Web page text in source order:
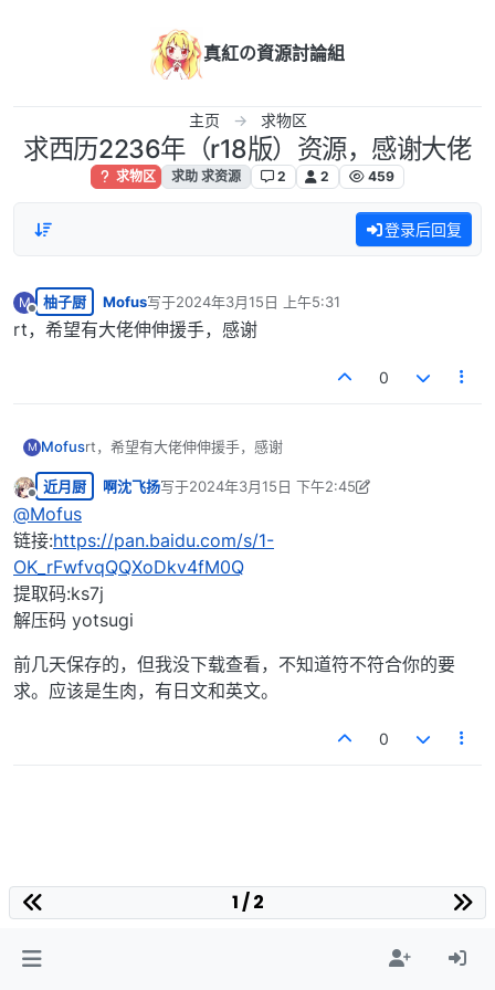
真紅の資源討論組
主页 求物区
求西历2236年（r18版）资源，感谢大佬
求物区 求助 求资源 2 2 459
登录后回复
M
离线
柚子厨 Mofus写于2024年3月15日 上午5:31
最后由 编辑
rt，希望有大佬伸伸援手，感谢
0
M Mofusrt，希望有大佬伸伸援手，感谢
离线
近月厨 啊沈飞扬写于2024年3月15日 下午2:45
最后由 啊沈飞扬 编辑 2024年3月15日 上午9:46
@Mofus
链接:https://pan.baidu.com/s/1-
OK_rFwfvqQQXoDkv4fM0Q
提取码:ks7j
解压码 yotsugi
前几天保存的，但我没下载查看，不知道符不符合你的要
求。应该是生肉，有日文和英文。
0
1 / 2